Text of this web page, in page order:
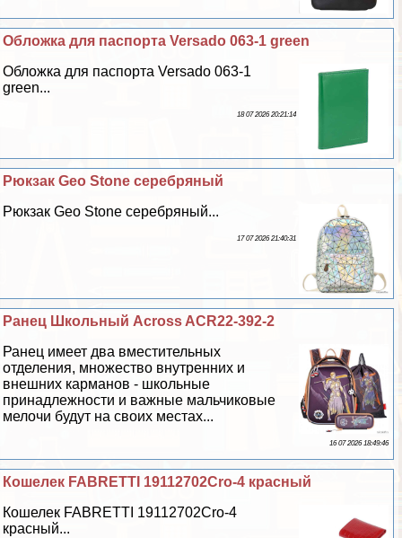
Обложка для паспорта Versado 063-1 green
Обложка для паспорта Versado 063-1
green...
18 07 2026 20:21:14
Рюкзак Geo Stone серебряный
Рюкзак Geo Stone серебряный...
17 07 2026 21:40:31
Ранец Школьный Across ACR22-392-2
Ранец имеет два вместительных
отделения, множество внутренних и
внешних карманов - школьные
принадлежности и важные мальчиковые
мелочи будут на своих местах...
16 07 2026 18:49:46
Кошелек FABRETTI 19112702Cro-4 красный
Кошелек FABRETTI 19112702Cro-4
красный...